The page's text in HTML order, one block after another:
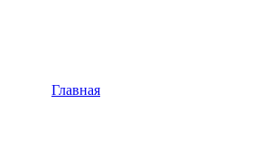
Главная